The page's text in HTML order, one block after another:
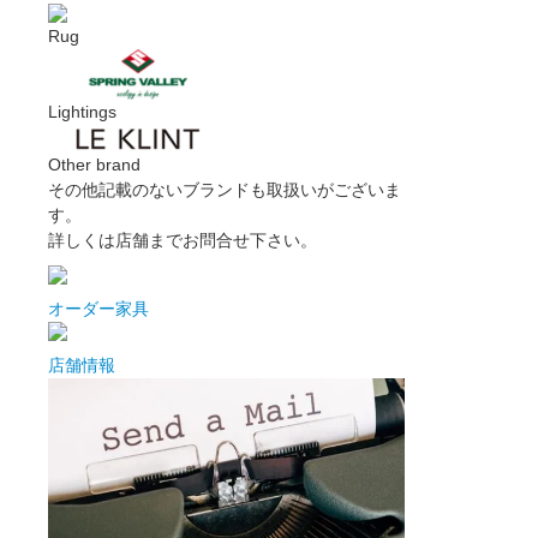
Rug
Lightings
Other brand
その他記載のないブランドも取扱いがございま
す。
詳しくは店舗までお問合せ下さい。
オーダー家具
店舗情報